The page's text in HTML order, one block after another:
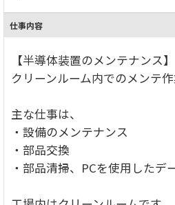
仕事内容
【半導体装置のメンテナンス】
クリーンルーム内でのメンテ
主な仕事は、
・設備のメンテナンス
・部品交換
・部品清掃、PCを使用したデ